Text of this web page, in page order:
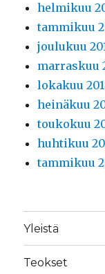
helmikuu
tammikuu
joulukuu
marraskuu
lokakuu
heinäkuu
toukokuu
huhtikuu
tammikuu
Yleistä
Teokset